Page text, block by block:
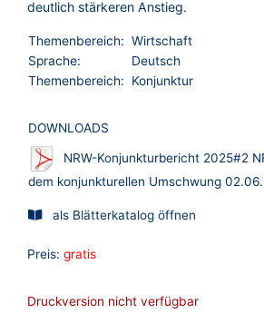
deutlich stärkeren Anstieg.
Themenbereich: Wirtschaft
Sprache:
Deutsch
Themenbereich:
Konjunktur
DOWNLOADS
NRW-Konjunkturbericht 2025#2
dem konjunkturellen Umschwung
als Blätterkatalog öffnen
Preis: gratis
Druckversion nicht verfügbar